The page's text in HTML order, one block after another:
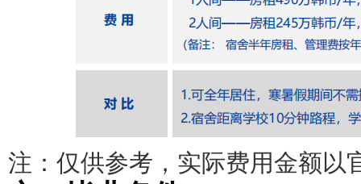
注：仅供参考，实际费用金额以